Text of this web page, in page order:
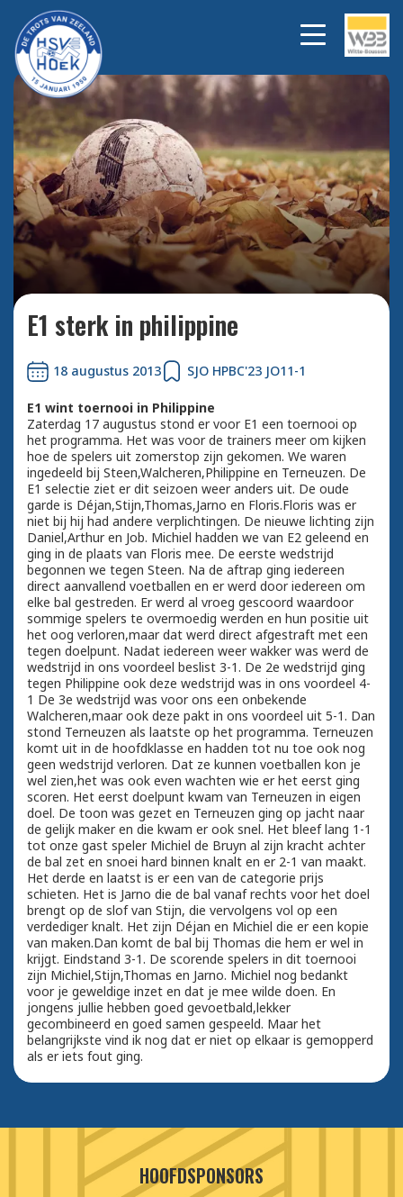
Bekijk alle foto's
E1 sterk in philippine
18 augustus 2013 SJO HPBC'23 JO11-1
E1 wint toernooi in Philippine
Zaterdag 17 augustus stond er voor E1 een toernooi op
het programma. Het was voor de trainers meer om kijken
hoe de spelers uit zomerstop zijn gekomen. We waren
ingedeeld bij Steen,Walcheren,Philippine en Terneuzen. De
E1 selectie ziet er dit seizoen weer anders uit. De oude
garde is Déjan,Stijn,Thomas,Jarno en Floris.Floris was er
niet bij hij had andere verplichtingen. De nieuwe lichting zijn
Daniel,Arthur en Job. Michiel hadden we van E2 geleend en
ging in de plaats van Floris mee. De eerste wedstrijd
begonnen we tegen Steen. Na de aftrap ging iedereen
direct aanvallend voetballen en er werd door iedereen om
elke bal gestreden. Er werd al vroeg gescoord waardoor
sommige spelers te overmoedig werden en hun positie uit
het oog verloren,maar dat werd direct afgestraft met een
tegen doelpunt. Nadat iedereen weer wakker was werd de
wedstrijd in ons voordeel beslist 3-1. De 2e wedstrijd ging
tegen Philippine ook deze wedstrijd was in ons voordeel 4-
1 De 3e wedstrijd was voor ons een onbekende
Walcheren,maar ook deze pakt in ons voordeel uit 5-1. Dan
stond Terneuzen als laatste op het programma. Terneuzen
komt uit in de hoofdklasse en hadden tot nu toe ook nog
geen wedstrijd verloren. Dat ze kunnen voetballen kon je
wel zien,het was ook even wachten wie er het eerst ging
scoren. Het eerst doelpunt kwam van Terneuzen in eigen
doel. De toon was gezet en Terneuzen ging op jacht naar
de gelijk maker en die kwam er ook snel. Het bleef lang 1-1
tot onze gast speler Michiel de Bruyn al zijn kracht achter
de bal zet en snoei hard binnen knalt en er 2-1 van maakt.
Het derde en laatst is er een van de categorie prijs
schieten. Het is Jarno die de bal vanaf rechts voor het doel
brengt op de slof van Stijn, die vervolgens vol op een
verdediger knalt. Het zijn Déjan en Michiel die er een kopie
van maken.Dan komt de bal bij Thomas die hem er wel in
krijgt. Eindstand 3-1. De scorende spelers in dit toernooi
zijn Michiel,Stijn,Thomas en Jarno. Michiel nog bedankt
voor je geweldige inzet en dat je mee wilde doen. En
jongens jullie hebben goed gevoetbald,lekker
gecombineerd en goed samen gespeeld. Maar het
belangrijkste vind ik nog dat er niet op elkaar is gemopperd
als er iets fout ging.
HOOFDSPONSORS